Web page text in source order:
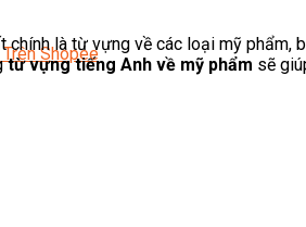
Shopee
chính là từ vựng về các loại mỹ
từ vựng tiếng Anh về mỹ phẩm sẽ